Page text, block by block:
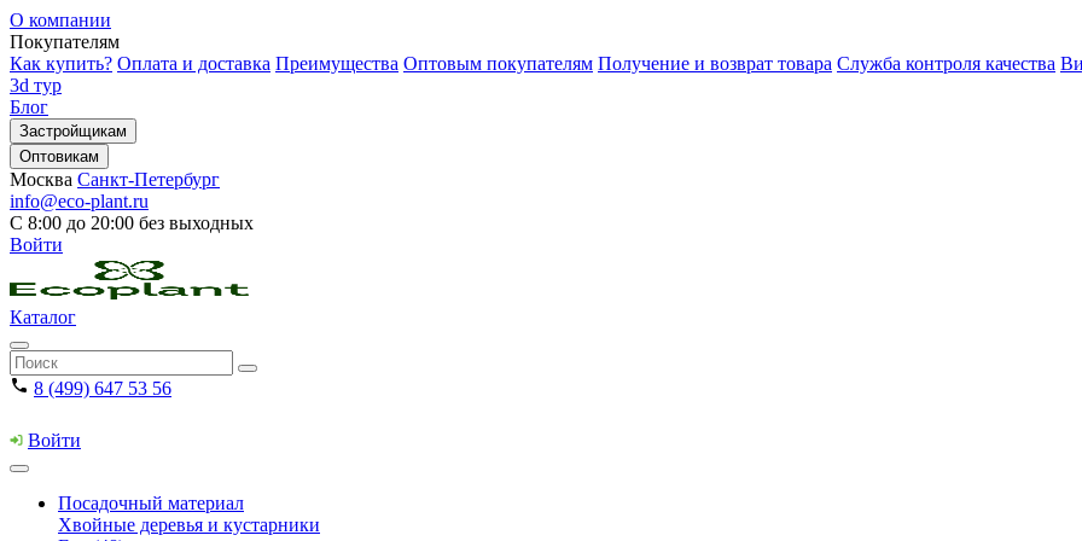
О компании
Покупателям
Как купить? Оплата и доставка Преимущества Оптовым покупателям Получение и возврат товара Служба контроля качества
3d тур
Блог
Застройщикам
Оптовикам
Москва Санкт-Петербург
info@eco-plant.ru
С 8:00 до 20:00 без выходных
Войти
Каталог
8 (499) 647 53 56
Войти
Посадочный материал
Хвойные деревья и кустарники